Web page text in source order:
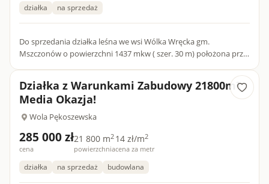
działka na sprzedaż
Do sprzedania działka leśna we wsi Wólka Wręcka gm.
Mszczonów o powierzchni 1437 mkw ( szer. 30 m) położona przy
Działka z Warunkami Zabudowy 21800m²
Media Okazja!
Wola Pękoszewska
285 000 zł
cena
21 800 m2
powierzchnia
14 zł/m2
cena za metr
działka na sprzedaż budowlana